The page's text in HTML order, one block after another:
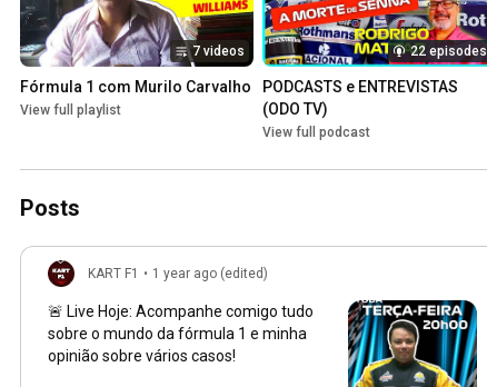
7 videos
Fórmula 1 com Murilo Carvalho
View full playlist
22 episodes
PODCASTS e ENTREVISTAS
(ODO TV)
View full podcast
Posts
KART F1 • 1 year ago (edited)
🚨 Live Hoje: Acompanhe comigo tudo
sobre o mundo da fórmula 1 e minha
opinião sobre vários casos!